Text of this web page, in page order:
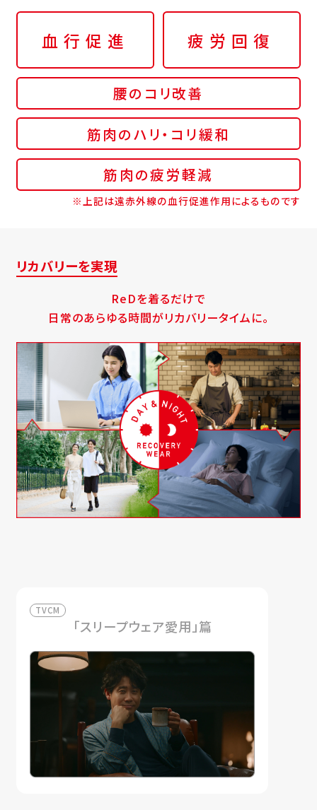
血行促進 疲労回復
腰のコリ改善
筋肉のハリ・コリ緩和
筋肉の疲労軽減
※上記は遠赤外線の血行促進作用によるものです
リカバリーを実現
ReDを着るだけで
日常のあらゆる時間がリカバリータイムに。
TVCM
「スリープウェア愛用」篇